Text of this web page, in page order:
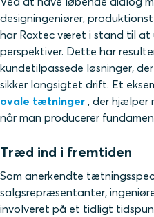
designingeniører,
har Roxtec været i stand til at
perspektiver. Dette har
kundetilpassede løsninger,
sikker langsigtet drift. Et
ovale tætninger , der hjælper
når man producerer
Træd ind i fremtiden
Som anerkendte
salgsrepræsentanter,
involveret på et tidligt